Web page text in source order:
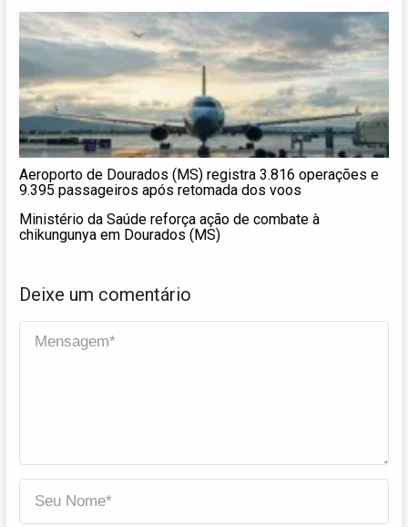
Aeroporto de Dourados (MS) registra 3.816 operações e
9.395 passageiros após retomada dos voos
Ministério da Saúde reforça ação de combate à
chikungunya em Dourados (MS)
Deixe um comentário